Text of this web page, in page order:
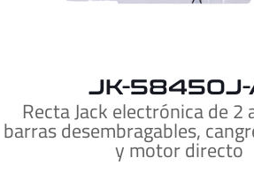
JK-58450J-
Recta Jack electrónica de 2
barras desembragables,
y motor directo